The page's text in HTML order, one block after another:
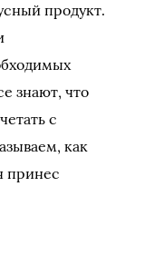
продукт.
знают, что
с
как
принес